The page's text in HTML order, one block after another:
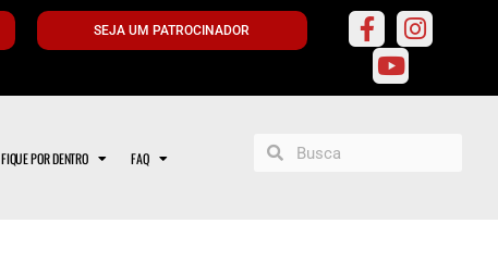
SEJA UM PATROCINADOR
FIQUE POR DENTRO FAQ